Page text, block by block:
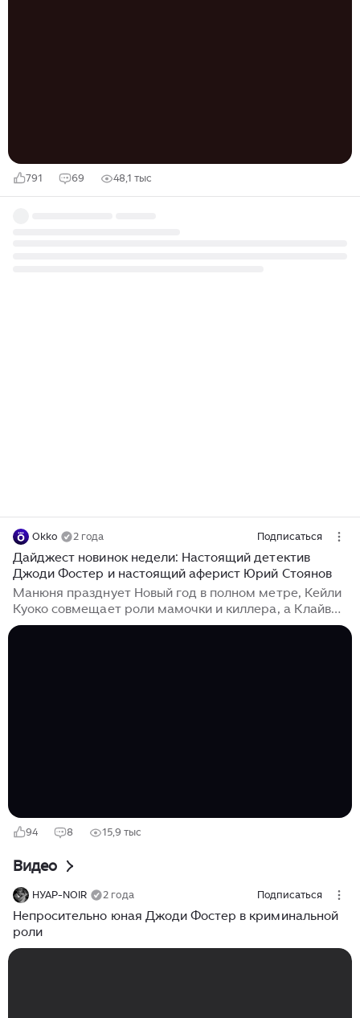
791 69 48,1 тыс
Okko 2 года Подписаться
Дайджест новинок недели: Настоящий детектив
Джоди Фостер и настоящий аферист Юрий Стоянов
Манюня празднует Новый год в полном метре, Кейли
Куоко совмещает роли мамочки и киллера, а Клайв
Оуэн ищет убийцу монашек на юге Франции.
94 8 15,9 тыс
Видео
НУАР-NOIR 2 года Подписаться
Непросительно юная Джоди Фостер в криминальной
роли